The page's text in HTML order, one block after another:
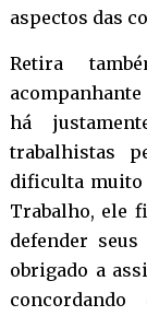
aspectos das
Retira
há
trabalhistas
dificulta muito
Trabalho, ele
defender
obrigado a